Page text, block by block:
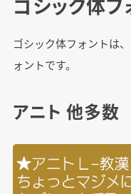
ゴシック体フ
ゴシック体フォントは
ォントです。
アニト 他多数